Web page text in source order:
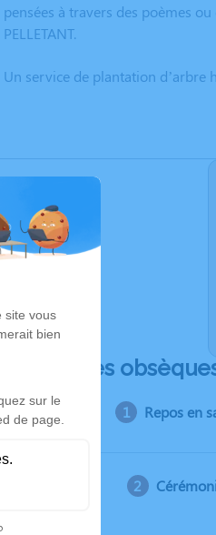
pensées à travers des poèmes
PELLETANT.
Un service de plantation d’arbre
Déroulé des
Repos en